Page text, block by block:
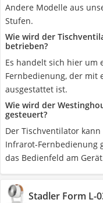
Andere Modelle aus
Stufen.
Wie wird der
betrieben?
Es handelt sich hier um
Fernbedienung, der mit
ausgestattet ist.
Wie wird der
gesteuert?
Der Tischventilator
Infrarot-Fernbedienung
das Bedienfeld am
Stadler Form L-